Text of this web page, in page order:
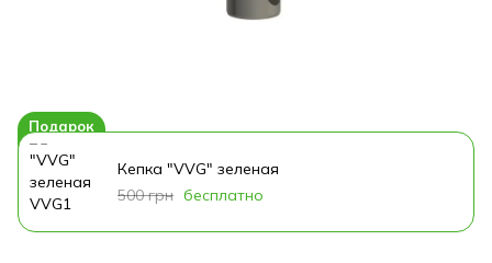
Подарок
Кепка "VVG" зеленая
500 грн бесплатно